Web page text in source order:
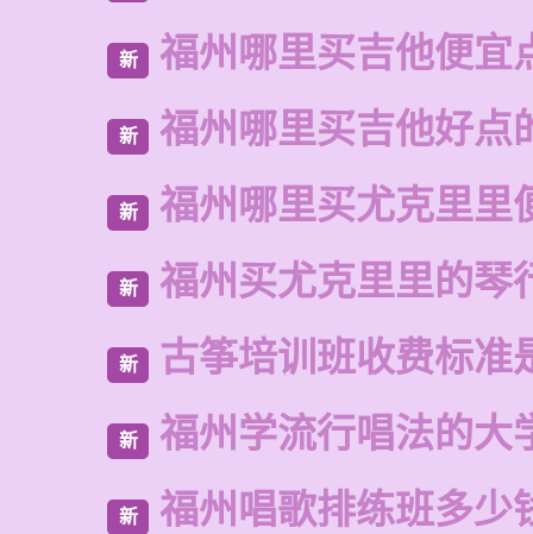
新 福州哪里买吉他便宜
新 福州哪里买吉他好点
新 福州哪里买尤克里里
新 福州买尤克里里的琴
新 古筝培训班收费标准
新 福州学流行唱法的大
新 福州唱歌排练班多少